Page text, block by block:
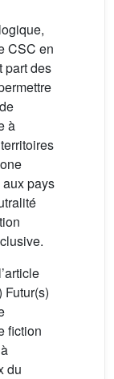
CSC en
part des
à
pays
Futur(s)
fiction
du